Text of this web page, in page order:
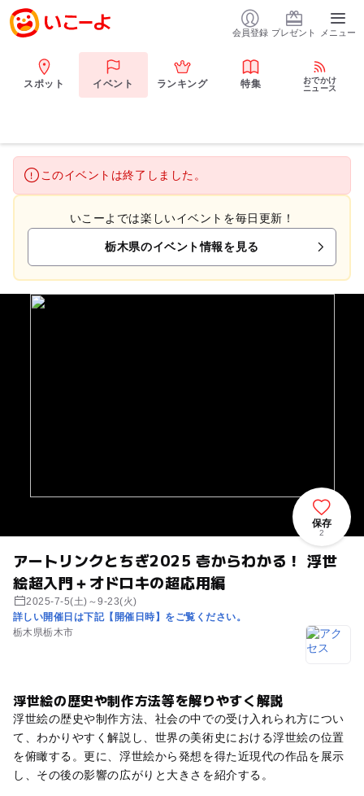
会員登録 プレゼント メニュー
スポット イベント ランキング 特集
おでかけ
ニュース
このイベントは終了しました。
いこーよでは楽しいイベントを毎日更新！
栃木県のイベント情報を見る
アートリンクとちぎ2025 壱からわかる！ 浮世
絵超入門＋オドロキの超応用編
2025-7-5(土)～9-23(火)
詳しい開催日は下記【開催日時】をご覧ください。
栃木県栃木市
保存
2
浮世絵の歴史や制作方法等を解りやすく解説
浮世絵の歴史や制作方法、社会の中での受け入れられ方につい
て、わかりやすく解説し、世界の美術史における浮世絵の位置
を俯瞰する。更に、浮世絵から発想を得た近現代の作品を展示
し、その後の影響の広がりと大きさを紹介する。